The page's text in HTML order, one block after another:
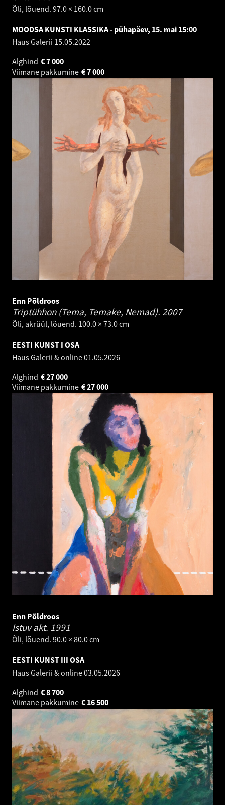
Õli, lõuend. 97.0 × 160.0 cm
MOODSA KUNSTI KLASSIKA - pühapäev, 15. mai 15:00
Haus Galerii 15.05.2022
Alghind
7 000
€
Viimane pakkumine
7 000
€
Enn Põldroos
Triptühhon (Tema, Temake, Nemad). 2007
Õli, akrüül, lõuend. 100.0 × 73.0 cm
EESTI KUNST I OSA
Haus Galerii & online01.05.2026
Alghind
27 000
€
Viimane pakkumine
27 000
€
Enn Põldroos
Istuv akt. 1991
Õli, lõuend. 90.0 × 80.0 cm
EESTI KUNST III OSA
Haus Galerii & online03.05.2026
Alghind
8 700
€
Viimane pakkumine
16 500
€